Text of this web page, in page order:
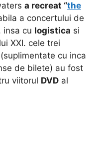
a recreat “the
a concertului de
insa cu logistica si
XXI. cele trei
(suplimentate cu inca
de bilete) au fost
viitorul DVD al